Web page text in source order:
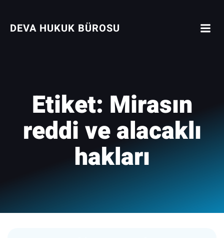
DEVA HUKUK BÜROSU
Etiket: Mirasın
reddi ve alacaklı
hakları